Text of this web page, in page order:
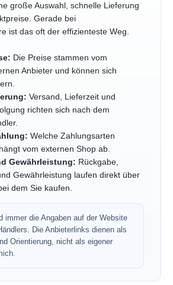
große Auswahl, schnelle Lieferung
Gerade bei
ist das oft der effizienteste Weg.
Die Preise stammen vom
Anbieter und können sich
Versand, Lieferzeit und
richten sich nach dem
Welche Zahlungsarten
vom externen Shop ab.
Gewährleistung: Rückgabe,
Gewährleistung laufen direkt über
dem Sie kaufen.
immer die Angaben auf der Website
Die Anbieterlinks dienen als
Orientierung, nicht als eigener